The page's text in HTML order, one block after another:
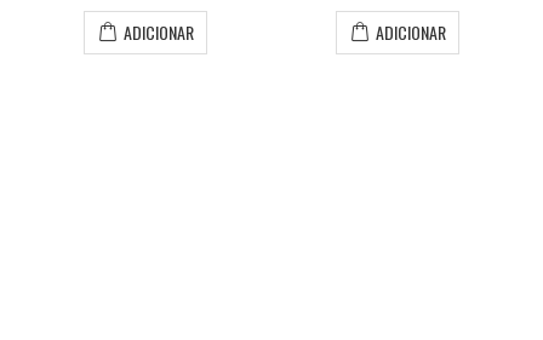
ADICIONAR ADICIONAR